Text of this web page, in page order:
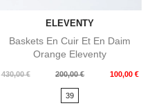
ELEVENTY
Baskets En Cuir Et En Daim
Orange Eleventy
430,00 €
Prix
200,00 € 100,00 €
Prix
39